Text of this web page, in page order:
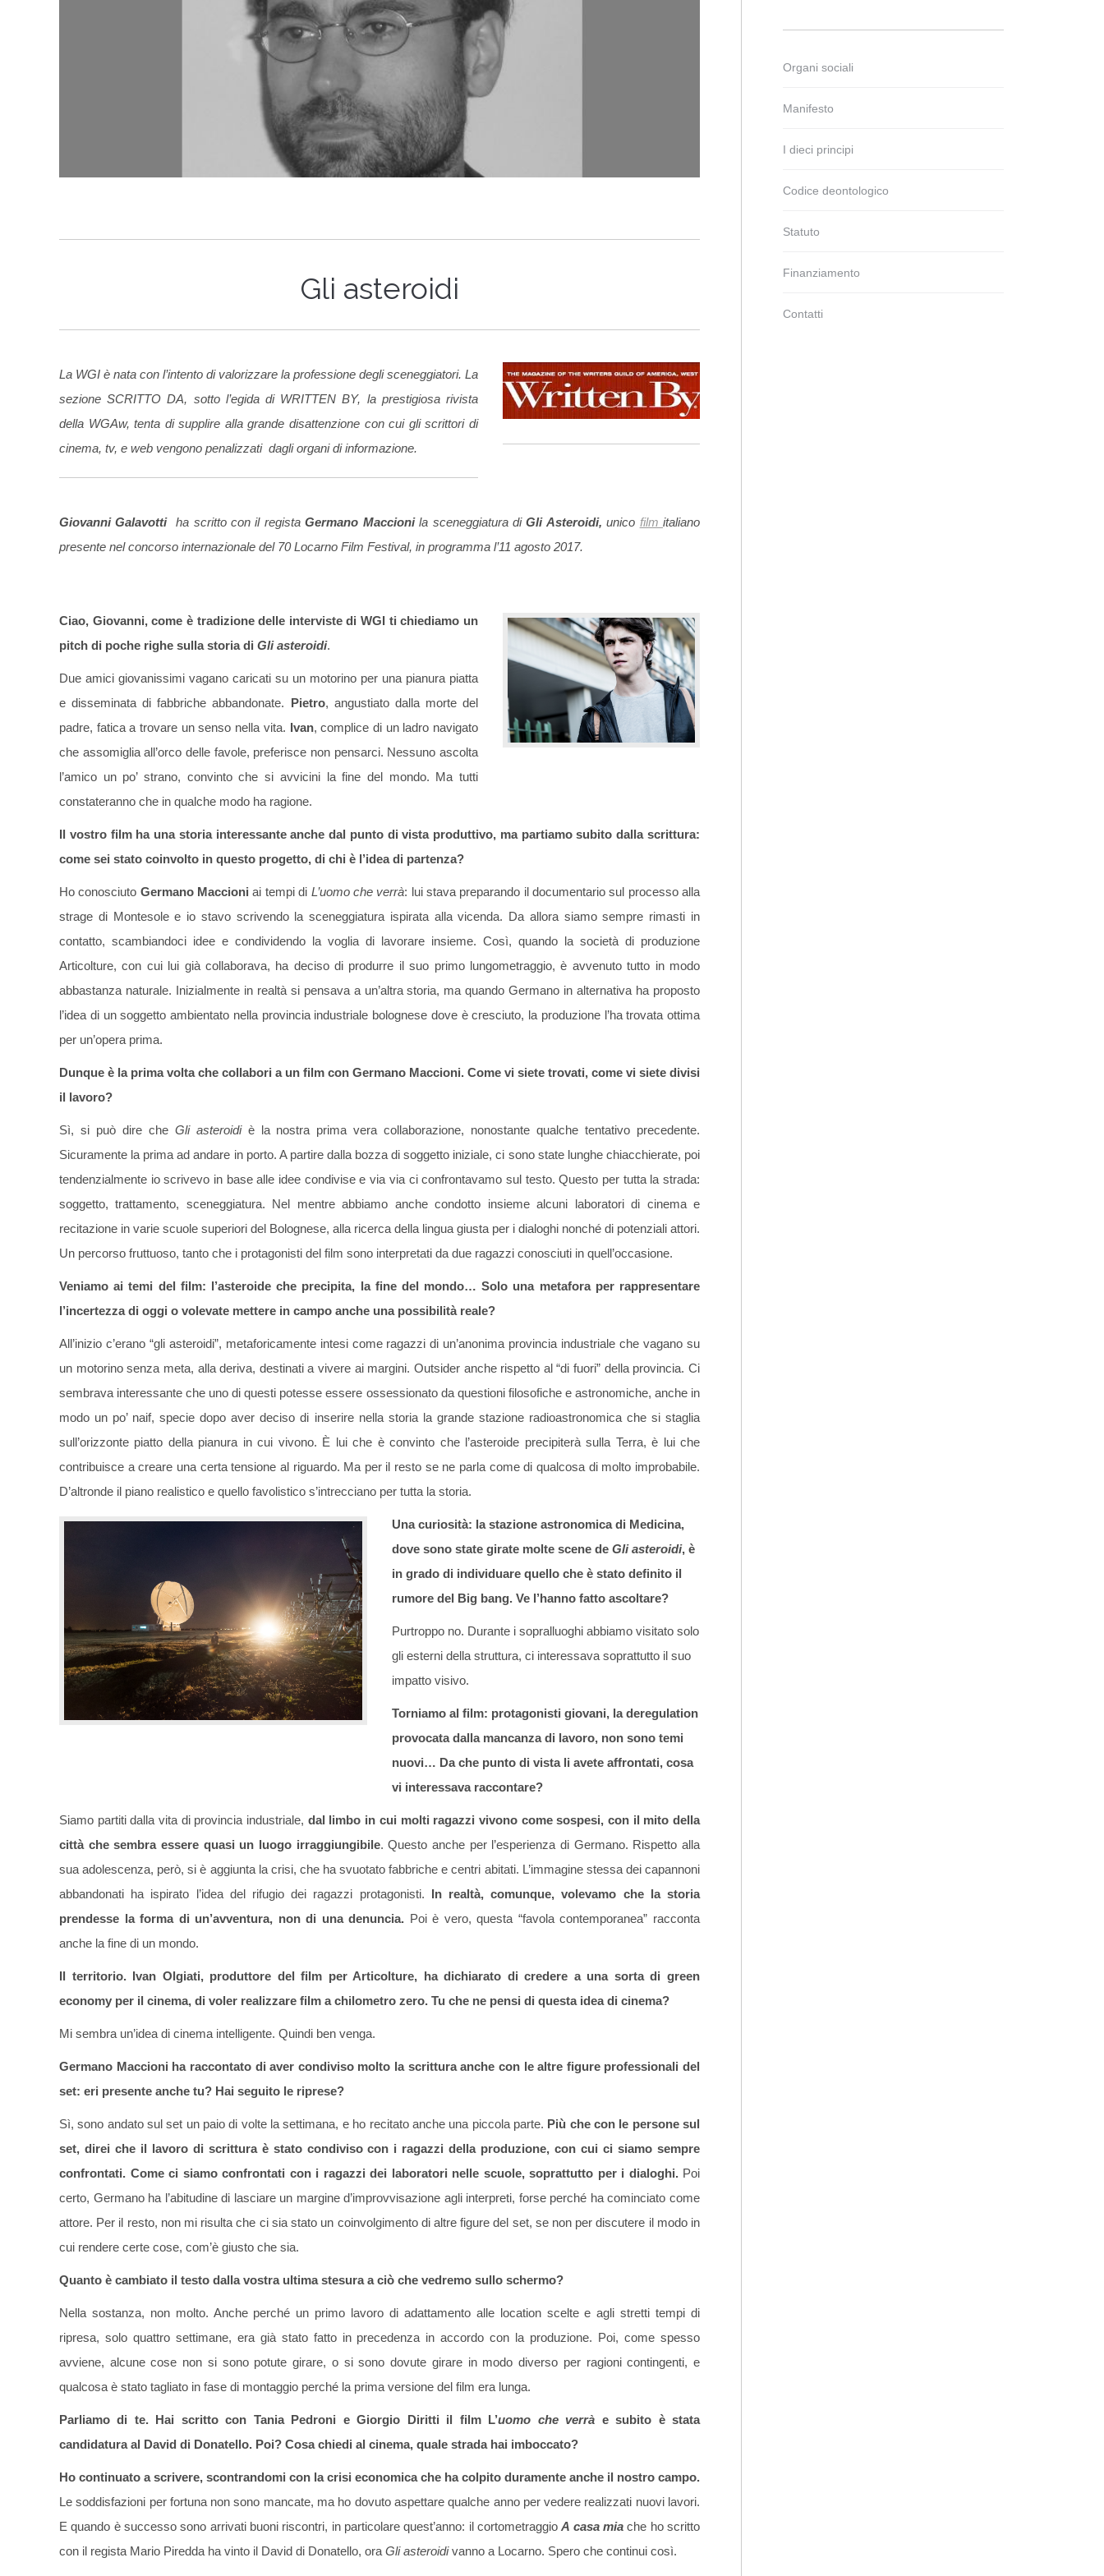
Gli asteroidi
La WGI è nata con l’intento di valorizzare la professione degli sceneggiatori. La
sezione SCRITTO DA, sotto l’egida di WRITTEN BY, la prestigiosa rivista
della WGAw, tenta di supplire alla grande disattenzione con cui gli scrittori di
cinema, tv, e web vengono penalizzati dagli organi di informazione.
Giovanni Galavottiha scritto con il registaGermano Maccionila sceneggiatura diGli Asteroidi,unico filmitaliano
presente nel concorso internazionale del 70 Locarno Film Festival, in programma l’11 agosto 2017.
Ciao, Giovanni, come è tradizione delle interviste di WGI ti chiediamo un
pitch di poche righe sulla storia di Gli asteroidi.
Due amici giovanissimi vagano caricati su un motorino per una pianura piatta
e disseminata di fabbriche abbandonate. Pietro, angustiato dalla morte del
padre, fatica a trovare un senso nella vita. Ivan, complice di un ladro navigato
che assomiglia all’orco delle favole, preferisce non pensarci. Nessuno ascolta
l’amico un po’ strano, convinto che si avvicini la fine del mondo. Ma tutti
constateranno che in qualche modo ha ragione.
Il vostro film ha una storia interessante anche dal punto di vista produttivo, ma partiamo subito dalla scrittura:
come sei stato coinvolto in questo progetto, di chi è l’idea di partenza?
Ho conosciuto Germano Maccioni ai tempi di L’uomo che verrà: lui stava preparando il documentario sul processo alla
strage di Montesole e io stavo scrivendo la sceneggiatura ispirata alla vicenda. Da allora siamo sempre rimasti in
contatto, scambiandoci idee e condividendo la voglia di lavorare insieme. Così, quando la società di produzione
Articolture, con cui lui già collaborava, ha deciso di produrre il suo primo lungometraggio, è avvenuto tutto in modo
abbastanza naturale. Inizialmente in realtà si pensava a un’altra storia, ma quando Germano in alternativa ha proposto
l’idea di un soggetto ambientato nella provincia industriale bolognese dove è cresciuto, la produzione l’ha trovata ottima
per un’opera prima.
Dunque è la prima volta che collabori a un film con Germano Maccioni. Come vi siete trovati, come vi siete divisi
il lavoro?
Sì, si può dire che Gli asteroidiè la nostra prima vera collaborazione, nonostante qualche tentativo precedente.
Sicuramente la prima ad andare in porto. A partire dalla bozza di soggetto iniziale, ci sono state lunghe chiacchierate, poi
tendenzialmente io scrivevo in base alle idee condivise e via via ci confrontavamo sul testo. Questo per tutta la strada:
soggetto, trattamento, sceneggiatura. Nel mentre abbiamo anche condotto insieme alcuni laboratori di cinema e
recitazione in varie scuole superiori del Bolognese, alla ricerca della lingua giusta per i dialoghi nonché di potenziali attori.
Un percorso fruttuoso, tanto che i protagonisti del film sono interpretati da due ragazzi conosciuti in quell’occasione.
Veniamo ai temi del film: l’asteroide che precipita, la fine del mondo… Solo una metafora per rappresentare
l’incertezza di oggi o volevate mettere in campo anche una possibilità reale?
All’inizio c’erano “gli asteroidi”, metaforicamente intesi come ragazzi di un’anonima provincia industriale che vagano su
un motorino senza meta, alla deriva, destinati a vivere ai margini. Outsider anche rispetto al “di fuori” della provincia. Ci
sembrava interessante che uno di questi potesse essere ossessionato da questioni filosofiche e astronomiche, anche in
modo un po’ naif, specie dopo aver deciso di inserire nella storia la grande stazione radioastronomica che si staglia
sull’orizzonte piatto della pianura in cui vivono. È lui che è convinto che l’asteroide precipiterà sulla Terra, è lui che
contribuisce a creare una certa tensione al riguardo. Ma per il resto se ne parla come di qualcosa di molto improbabile.
D’altronde il piano realistico e quello favolistico s’intrecciano per tutta la storia.
Una curiosità: la stazione astronomica di Medicina,
dove sono state girate molte scene de Gli asteroidi, è
in grado di individuare quello che è stato definito il
rumore del Big bang. Ve l’hanno fatto ascoltare?
Purtroppo no. Durante i sopralluoghi abbiamo visitato solo
gli esterni della struttura, ci interessava soprattutto il suo
impatto visivo.
Torniamo al film: protagonisti giovani, la deregulation
provocata dalla mancanza di lavoro, non sono temi
nuovi… Da che punto di vista li avete affrontati, cosa
vi interessava raccontare?
Siamo partiti dalla vita di provincia industriale, dal limbo in cui molti ragazzi vivono come sospesi, con il mito della
città che sembra essere quasi un luogo irraggiungibile. Questo anche per l’esperienza di Germano. Rispetto alla
sua adolescenza, però, si è aggiunta la crisi, che ha svuotato fabbriche e centri abitati. L’immagine stessa dei capannoni
abbandonati ha ispirato l’idea del rifugio dei ragazzi protagonisti. In realtà, comunque, volevamo che la storia
prendesse la forma di un’avventura, non di una denuncia. Poi è vero, questa “favola contemporanea” racconta
anche la fine di un mondo.
Il territorio. Ivan Olgiati, produttore del film per Articolture, ha dichiarato di credere a una sorta di green
economy per il cinema, di voler realizzare film a chilometro zero. Tu che ne pensi di questa idea di cinema?
Mi sembra un’idea di cinema intelligente. Quindi ben venga.
Germano Maccioni ha raccontato di aver condiviso molto la scrittura anche con le altre figure professionali del
set: eri presente anche tu? Hai seguito le riprese?
Sì, sono andato sul set un paio di volte la settimana, e ho recitato anche una piccola parte. Più che con le persone sul
set, direi che il lavoro di scrittura è stato condiviso con i ragazzi della produzione, con cui ci siamo sempre
confrontati. Come ci siamo confrontati con i ragazzi dei laboratori nelle scuole, soprattutto per i dialoghi.Poi
certo, Germano ha l’abitudine di lasciare un margine d’improvvisazione agli interpreti, forse perché ha cominciato come
attore. Per il resto, non mi risulta che ci sia stato un coinvolgimento di altre figure del set, se non per discutere il modo in
cui rendere certe cose, com’è giusto che sia.
Quanto è cambiato il testo dalla vostra ultima stesura a ciò che vedremo sullo schermo?
Nella sostanza, non molto. Anche perché un primo lavoro di adattamento alle location scelte e agli stretti tempi di
ripresa, solo quattro settimane, era già stato fatto in precedenza in accordo con la produzione. Poi, come spesso
avviene, alcune cose non si sono potute girare, o si sono dovute girare in modo diverso per ragioni contingenti, e
qualcosa è stato tagliato in fase di montaggio perché la prima versione del film era lunga.
Parliamo di te. Hai scritto con Tania Pedroni e Giorgio Diritti il film L’uomo che verrà e subito è stata
candidatura al David di Donatello. Poi? Cosa chiedi al cinema, quale strada hai imboccato?
Ho continuato a scrivere, scontrandomi con la crisi economica che ha colpito duramente anche il nostro campo.
Le soddisfazioni per fortuna non sono mancate, ma ho dovuto aspettare qualche anno per vedere realizzati nuovi lavori.
E quando è successo sono arrivati buoni riscontri, in particolare quest’anno: il cortometraggioA casa mia che ho scritto
con il regista Mario Piredda ha vinto il David di Donatello, ora Gli asteroidivanno a Locarno. Spero che continui così.
Organi sociali
Manifesto
I dieci principi
Codice deontologico
Statuto
Finanziamento
Contatti